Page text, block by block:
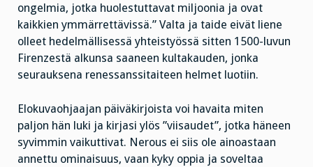
ongelmia, jotka huolestuttavat miljoonia ja ovat
kaikkien ymmärrettävissä.” Valta ja taide eivät liene
olleet hedelmällisessä yhteistyössä sitten 1500-luvun
Firenzestä alkunsa saaneen kultakauden, jonka
seurauksena renessanssitaiteen helmet luotiin.
Elokuvaohjaajan päiväkirjoista voi havaita miten
paljon hän luki ja kirjasi ylös ”viisaudet”, jotka häneen
syvimmin vaikuttivat. Nerous ei siis ole ainoastaan
annettu ominaisuus, vaan kyky oppia ja soveltaa